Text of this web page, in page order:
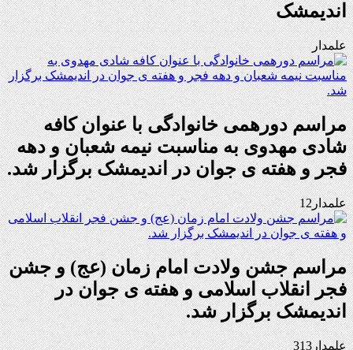
اندیمشک
علمدار
مراسم دورهمی خانوادگی با عنوان کافه
شادی مهدوی به مناسبت نیمه شعبان و دهه
فجر و هفته ی جوان در اندیمشک برگزار شد.
علمدار12
مراسم جشن ولادت امام زمان (عج) و جشن
فجر انقلاب اسلامی و هفته ی جوان در
اندیمشک برگزار شد.
علمدار313